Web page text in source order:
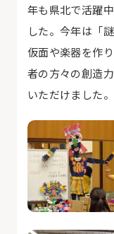
年も県北で活躍
した。今年は「
仮面や楽器を作
者の方々の創造
いただけました。